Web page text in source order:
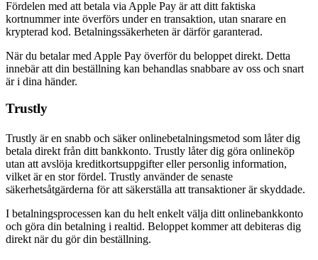
Fördelen med att betala via Apple Pay är att ditt faktiska
kortnummer inte överförs under en transaktion, utan snarare en
krypterad kod. Betalningssäkerheten är därför garanterad.
När du betalar med Apple Pay överför du beloppet direkt. Detta
innebär att din beställning kan behandlas snabbare av oss och snart
är i dina händer.
Trustly
Trustly är en snabb och säker onlinebetalningsmetod som låter dig
betala direkt från ditt bankkonto. Trustly låter dig göra onlineköp
utan att avslöja kreditkortsuppgifter eller personlig information,
vilket är en stor fördel. Trustly använder de senaste
säkerhetsåtgärderna för att säkerställa att transaktioner är skyddade.
I betalningsprocessen kan du helt enkelt välja ditt onlinebankkonto
och göra din betalning i realtid. Beloppet kommer att debiteras dig
direkt när du gör din beställning.